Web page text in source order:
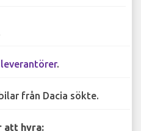
leverantörer.
från Dacia sökte.
att hyra: